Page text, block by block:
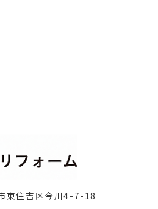
東住吉区今川4-7-18